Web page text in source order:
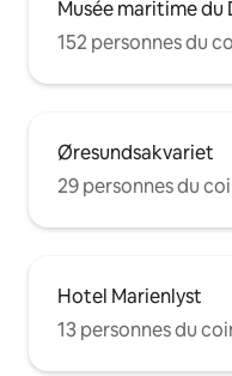
Musée maritime du
152 personnes du
Øresundsakvariet
29 personnes du
Hotel Marienlyst
13 personnes du